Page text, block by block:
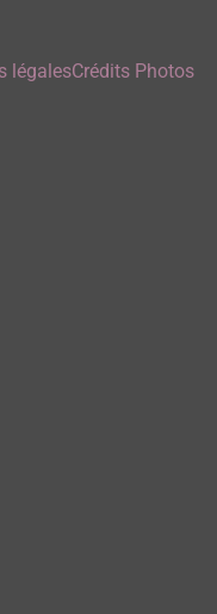
légalesCrédits Photos